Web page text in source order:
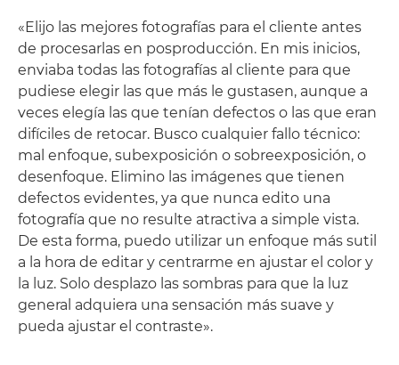
«Elijo las mejores fotografías para el cliente antes
de procesarlas en posproducción. En mis inicios,
enviaba todas las fotografías al cliente para que
pudiese elegir las que más le gustasen, aunque a
veces elegía las que tenían defectos o las que eran
difíciles de retocar. Busco cualquier fallo técnico:
mal enfoque, subexposición o sobreexposición, o
desenfoque. Elimino las imágenes que tienen
defectos evidentes, ya que nunca edito una
fotografía que no resulte atractiva a simple vista.
De esta forma, puedo utilizar un enfoque más sutil
a la hora de editar y centrarme en ajustar el color y
la luz. Solo desplazo las sombras para que la luz
general adquiera una sensación más suave y
pueda ajustar el contraste».